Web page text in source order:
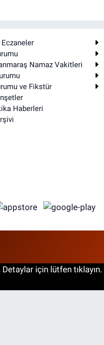
Namaz Vakitleri
ve Fikstür
Haberleri
için lütfen tıklayın.